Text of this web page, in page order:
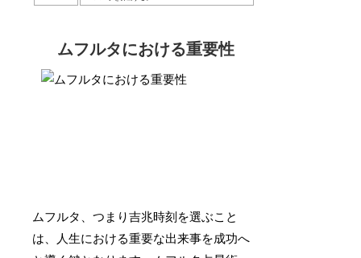
ムフルタにおける重要性
ムフルタ、つまり吉兆時刻を選ぶこと
は、人生における重要な出来事を成功へ